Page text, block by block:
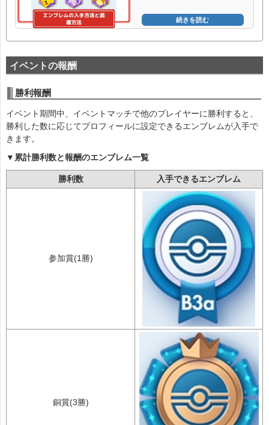
続きを読む
イベントの報酬
勝利報酬
イベント期間中、イベントマッチで他のプレイヤーに勝利すると、
勝利した数に応じてプロフィールに設定できるエンブレムが入手で
きます。
▼累計勝利数と報酬のエンブレム一覧
勝利数 入手できるエンブレム
参加賞(1勝)
銅賞(3勝)